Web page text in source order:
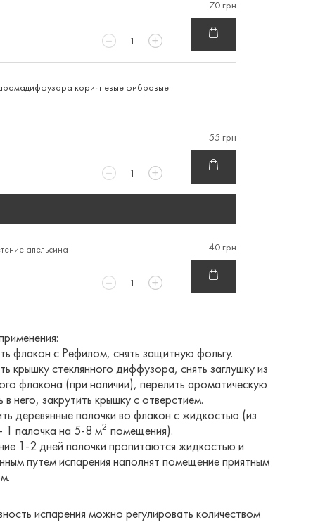
70 грн
аромадиффузора коричневые фибровые
55 грн
апельсина 40 грн
флакон с Рефилом, снять защитную фольгу.
крышку стеклянного диффузора, снять заглушку из
флакона (при наличии), перелить ароматическую
в него, закрутить крышку с отверстием.
деревянные палочки во флакон с жидкостью (из
1 палочка на 5-8 м2 помещения).
1-2 дней палочки пропитаются жидкостью и
путем испарения наполнят помещение приятным
испарения можно регулировать количеством